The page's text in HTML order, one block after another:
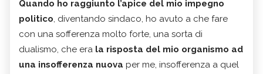
Quando ho raggiunto l’apice del mio impegno
politico, diventando sindaco, ho avuto a che fare
con una sofferenza molto forte, una sorta di
dualismo, che era la risposta del mio organismo ad
una insofferenza nuova per me, insofferenza a quel